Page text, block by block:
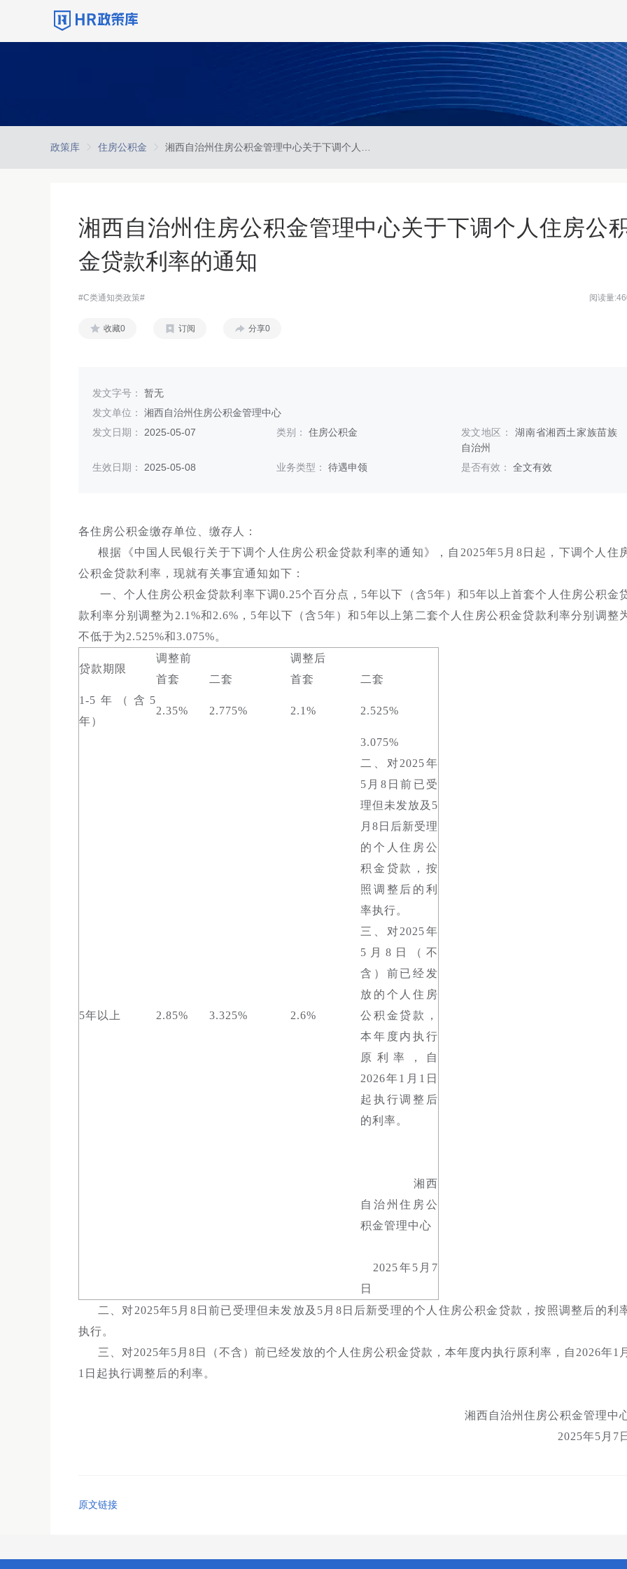
政策库 住房公积金
湘西自治州住房公积金管理中心关于下调个人住房公
金贷款利率的通知
#C类通知类政策# 阅读量
收藏0 订阅 分享0
发文字号： 暂无
发文单位： 湘西自治州住房公积金管理中心
发文日期： 2025-05-07 类别：住房公积金 发文地区：湖南省湘西土家族苗族
自治州
生效日期： 2025-05-08 业务类型：待遇申领 是否有效： 全文有效
各住房公积金缴存单位、缴存人：
根据《中国人民银行关于下调个人住房公积金贷款利率的通知》，自2025年5月8日起，下调个人住
公积金贷款利率，现就有关事宜通知如下：
一、个人住房公积金贷款利率下调0.25个百分点，5年以下（含5年）和5年以上首套个人住房公积金
款利率分别调整为2.1%和2.6%，5年以下（含5年）和5年以上第二套个人住房公积金贷款利率分别调整
不低于为2.525%和3.075%。
贷款期限
调整前
调整后
首套
二套 首套
二套
1-5年（含5
年）
2.35% 2.775% 2.1% 2.525%
5年以上 2.85% 3.325% 2.6%
3.075%
二、对2025年
5月8日前已受
理但未发放及5
月8日后新受理
的个人住房公
积金贷款，按
照调整后的利
率执行。
三、对2025年
5月8日（不
含）前已经发
放的个人住房
公积金贷款，
本年度内执行
原利率，自
2026年1月1日
起执行调整后
的利率。
湘西
自治州住房公
积金管理中心
2025年5月7
日
二、对2025年5月8日前已受理但未发放及5月8日后新受理的个人住房公积金贷款，按照调整后的利
执行。
三、对2025年5月8日（不含）前已经发放的个人住房公积金贷款，本年度内执行原利率，自2026年1月
1日起执行调整后的利率。
湘西自治州住房公积金管理中
2025年5月7日
原文链接